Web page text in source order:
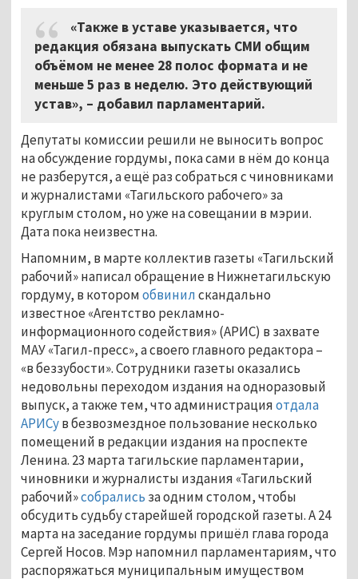
«Также в уставе указывается, что
редакция обязана выпускать СМИ общим
объёмом не менее 28 полос формата и не
меньше 5 раз в неделю. Это действующий
устав», – добавил парламентарий.
Депутаты комиссии решили не выносить вопрос
на обсуждение гордумы, пока сами в нём до конца
не разберутся, а ещё раз собраться с чиновниками
и журналистами «Тагильского рабочего» за
круглым столом, но уже на совещании в мэрии.
Дата пока неизвестна.
Напомним, в марте коллектив газеты «Тагильский
рабочий» написал обращение в Нижнетагильскую
гордуму, в которомобвинилскандально
известное «Агентство рекламно-
информационного содействия» (АРИС) в захвате
МАУ «Тагил-пресс», а своего главного редактора –
«в беззубости». Сотрудники газеты оказались
недовольны переходом издания на одноразовый
выпуск, а также тем, что администрацияотдала
АРИСув безвозмездное пользование несколько
помещений в редакции издания на проспекте
Ленина. 23 марта тагильские парламентарии,
чиновники и журналисты издания «Тагильский
рабочий»собрались за одним столом, чтобы
обсудить судьбу старейшей городской газеты. А 24
марта на заседание гордумы пришёл глава города
Сергей Носов. Мэр напомнил парламентариям, что
распоряжаться муниципальным имуществом